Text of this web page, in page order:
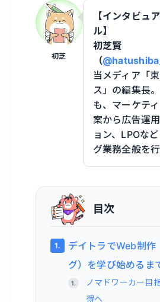
初芝
【インタビュ
ル】
初芝賢
（
当メディア「
ス」の編集長
も、マーケテ
案から広告運
ョン、LPOな
グ業務全般を行
目次
デイトラでWeb制作
グ）を学び始めるま
ノマドワーカー目
得へ